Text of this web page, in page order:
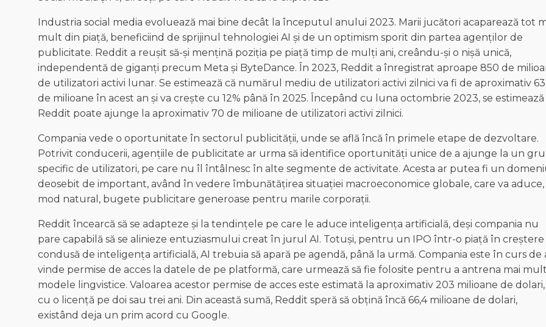
Industria social media evoluează mai bine decât la începutul anului 2023. Marii jucători acaparează tot
mult din piață, beneficiind de sprijinul tehnologiei AI și de un optimism sporit din partea agenților de
publicitate. Reddit a reușit să-și mențină poziția pe piață timp de mulți ani, creându-și o nișă unică,
independentă de giganți precum Meta și ByteDance. În 2023, Reddit a înregistrat aproape 850 de
de utilizatori activi lunar. Se estimează că numărul mediu de utilizatori activi zilnici va fi de aproximativ 63
de milioane în acest an și va crește cu 12% până în 2025. Începând cu luna octombrie 2023, se estimează
Reddit poate ajunge la aproximativ 70 de milioane de utilizatori activi zilnici.
Compania vede o oportunitate în sectorul publicității, unde se află încă în primele etape de dezvoltare.
Potrivit conducerii, agențiile de publicitate ar urma să identifice oportunități unice de a ajunge la un
specific de utilizatori, pe care nu îl întâlnesc în alte segmente de activitate. Acesta ar putea fi un
deosebit de important, având în vedere îmbunătățirea situației macroeconomice globale, care va
mod natural, bugete publicitare generoase pentru marile corporații.
Reddit încearcă să se adapteze și la tendințele pe care le aduce inteligența artificială, deși compania nu
pare capabilă să se alinieze entuziasmului creat în jurul AI. Totuși, pentru un IPO într-o piață în creștere
condusă de inteligența artificială, AI trebuia să apară pe agendă, până la urmă. Compania este în curs de
vinde permise de acces la datele de pe platformă, care urmează să fie folosite pentru a antrena mai
modele lingvistice. Valoarea acestor permise de acces este estimată la aproximativ 203 milioane de dolari,
cu o licență pe doi sau trei ani. Din această sumă, Reddit speră să obțină încă 66,4 milioane de dolari,
existând deja un prim acord cu Google.